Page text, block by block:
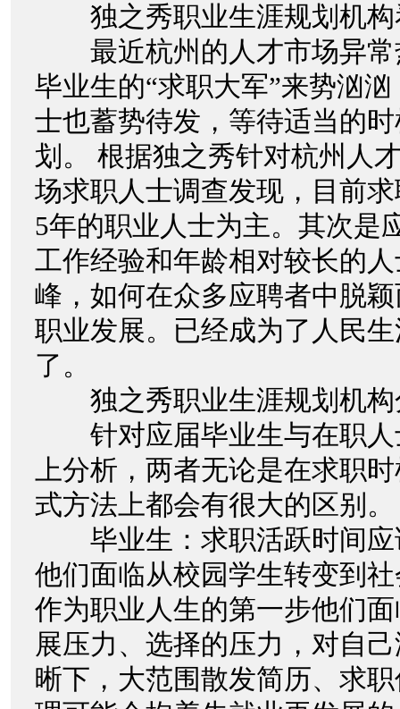
独之秀职业生涯规划机构
最近杭州的人才市场异常
毕业生的“求职大军”来势汹
士也蓄势待发，等待适当的
划。 根据独之秀针对杭州人
场求职人士调查发现，目前
5年的职业人士为主。其次是
工作经验和年龄相对较长的
峰，如何在众多应聘者中脱
职业发展。已经成为了人民
了。
独之秀职业生涯规划机构
针对应届毕业生与在职人
上分析，两者无论是在求职
式方法上都会有很大的区别
毕业生：求职活跃时间应
他们面临从校园学生转变到
作为职业人生的第一步他们
展压力、选择的压力，对自
晰下，大范围散发简历、求